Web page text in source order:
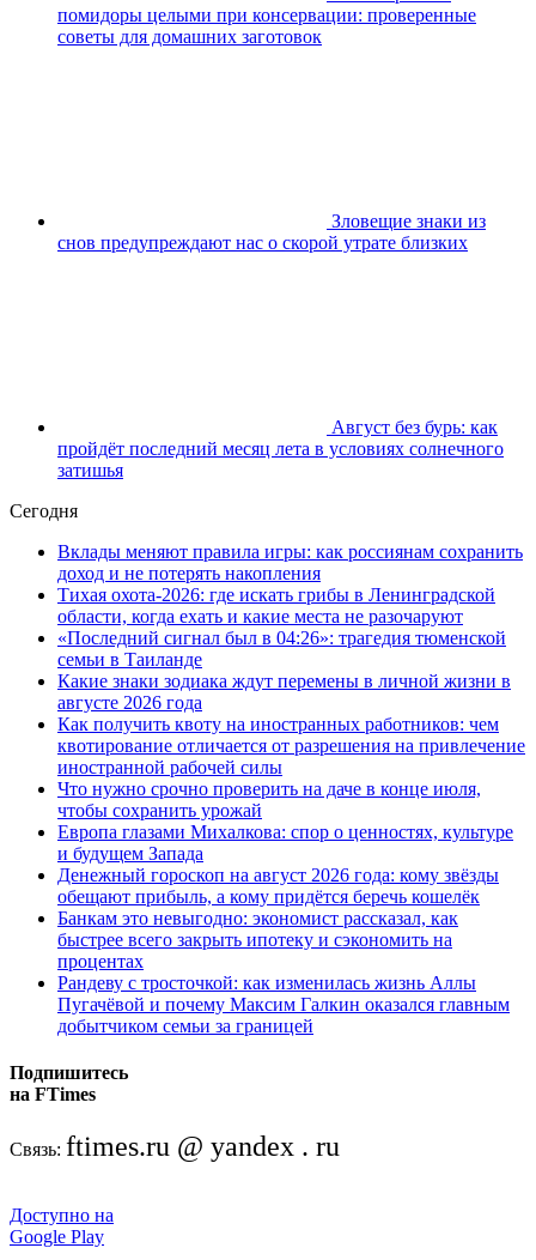
помидоры целыми при консервации: проверенные
советы для домашних заготовок
Зловещие знаки из
снов предупреждают нас о скорой утрате близких
Август без бурь: как
пройдёт последний месяц лета в условиях солнечного
затишья
Сегодня
Вклады меняют правила игры: как россиянам сохранить
доход и не потерять накопления
Тихая охота-2026: где искать грибы в Ленинградской
области, когда ехать и какие места не разочаруют
«Последний сигнал был в 04:26»: трагедия тюменской
семьи в Таиланде
Какие знаки зодиака ждут перемены в личной жизни в
августе 2026 года
Как получить квоту на иностранных работников: чем
квотирование отличается от разрешения на привлечение
иностранной рабочей силы
Что нужно срочно проверить на даче в конце июля,
чтобы сохранить урожай
Европа глазами Михалкова: спор о ценностях, культуре
и будущем Запада
Денежный гороскоп на август 2026 года: кому звёзды
обещают прибыль, а кому придётся беречь кошелёк
Банкам это невыгодно: экономист рассказал, как
быстрее всего закрыть ипотеку и сэкономить на
процентах
Рандеву с тросточкой: как изменилась жизнь Аллы
Пугачёвой и почему Максим Галкин оказался главным
добытчиком семьи за границей
Подпишитесь
на FTimes
Связь: ftimes.ru @ yandex . ru
Доступно на
Google Play